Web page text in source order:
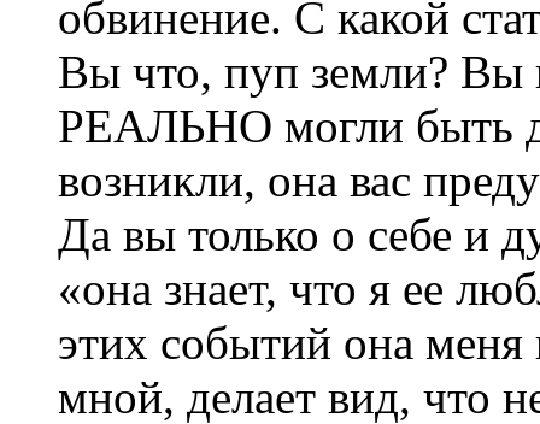
обвинение. С какой
Вы что, пуп земли? Вы
РЕАЛЬНО могли быть
возникли, она вас
Да вы только о себе и
«она знает, что я ее
этих событий она меня
мной, делает вид, что